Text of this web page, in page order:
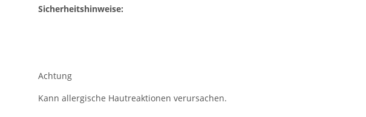
Sicherheitshinweise:
Achtung
Kann allergische Hautreaktionen verursachen.